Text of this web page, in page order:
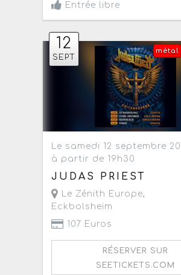
Entrée libre
12
SEPT
métal
Le samedi 12 septembre
à partir de 19h30
JUDAS PRIEST
Le Zénith Europe,
Eckbolsheim
107 Euros
RÉSERVER SUR
SEETICKETS.COM